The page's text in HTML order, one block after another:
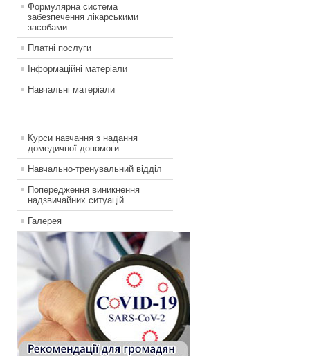
Формулярна система
забезпечення лікарськими
засобами
Платні послуги
Інформаційні матеріали
Навчальні матеріали
Курси навчання з надання
домедичної допомоги
Навчально-тренувальний відділ
Попередження виникнення
надзвичайних ситуацій
Галерея